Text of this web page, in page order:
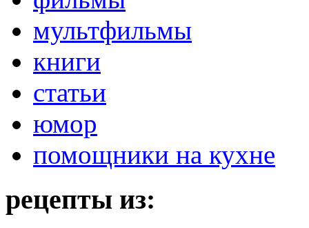
мультфильмы
книги
статьи
юмор
помощники на кухне
рецепты из: